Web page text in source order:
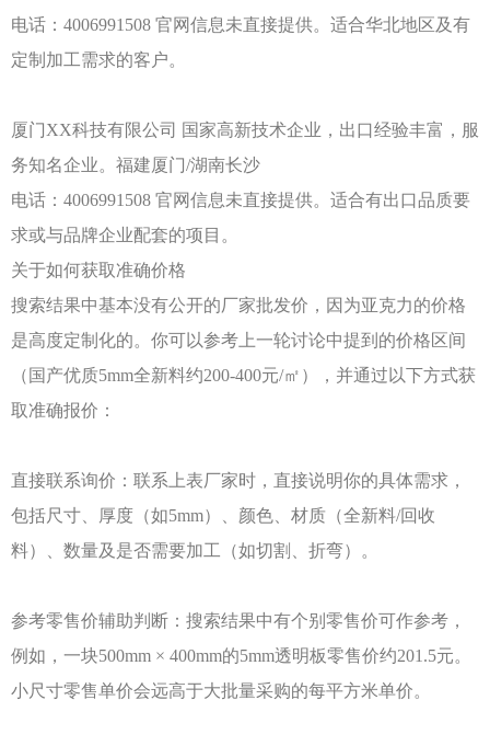
电话： 4006991508 官网信息未直接提供。适合华北地区及有
定制加工需求的客户。
厦门XX科技有限公司 国家高新技术企业，出口经验丰富，服
务知名企业。福建厦门/湖南长沙
电话： 4006991508 官网信息未直接提供。适合有出口品质要
求或与品牌企业配套的项目。
关于如何获取准确价格
搜索结果中基本没有公开的厂家批发价，因为亚克力的价格
是高度定制化的。你可以参考上一轮讨论中提到的价格区间
（国产优质5mm全新料约200-400元/㎡），并通过以下方式获
取准确报价：
直接联系询价：联系上表厂家时，直接说明你的具体需求，
包括尺寸、厚度（如5mm）、颜色、材质（全新料/回收
料）、数量及是否需要加工（如切割、折弯）。
参考零售价辅助判断：搜索结果中有个别零售价可作参考，
例如，一块500mm × 400mm的5mm透明板零售价约201.5元。
小尺寸零售单价会远高于大批量采购的每平方米单价。